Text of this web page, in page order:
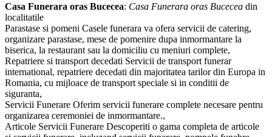
Casa Funerara oras Bucecea: Casa Funerara oras Bucecea din
localitatile
Parastase si pomeni Casele funerara va ofera servicii de catering,
organizare parastase, mese de pomenire dupa inmormantare la
biserica, la restaurant sau la domiciliu cu meniuri complete,
Repatriere si transport decedati Servicii de transport funerar
international, repatriere decedati din majoritatea tarilor din Europa in
Romania, cu mijloace de transport speciale si in conditii de
siguranta,
Servicii Funerare Oferim servicii funerare complete necesare pentru
organizarea ceremoniei de inmormantare.,
Articole Servicii Funerare Descoperiti o gama completa de articole